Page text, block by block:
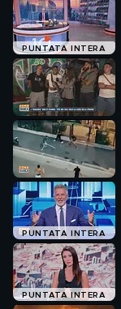
PUNTATA INTERA
PUNTATA INTERA
PUNTATA INTERA